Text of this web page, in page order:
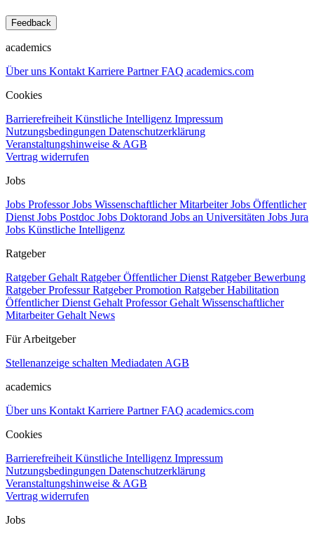
Feedback
academics
Über uns Kontakt Karriere PartnerFAQ academics.com
Cookies
Barrierefreiheit Künstliche Intelligenz Impressum
Nutzungsbedingungen Datenschutzerklärung
Veranstaltungshinweise & AGB
Vertrag widerrufen
Jobs
Jobs ProfessorJobs Wissenschaftlicher MitarbeiterJobs Öffentlicher
Dienst Jobs Postdoc Jobs Doktorand Jobs an Universitäten Jobs Jura
Jobs Künstliche Intelligenz
Ratgeber
Ratgeber Gehalt Ratgeber Öffentlicher Dienst Ratgeber Bewerbung
Ratgeber ProfessurRatgeber Promotion Ratgeber Habilitation
Öffentlicher Dienst Gehalt Professor Gehalt Wissenschaftlicher
Mitarbeiter Gehalt News
Für Arbeitgeber
Stellenanzeige schalten Mediadaten AGB
academics
Über uns Kontakt Karriere PartnerFAQ academics.com
Cookies
Barrierefreiheit Künstliche Intelligenz Impressum
Nutzungsbedingungen Datenschutzerklärung
Veranstaltungshinweise & AGB
Vertrag widerrufen
Jobs